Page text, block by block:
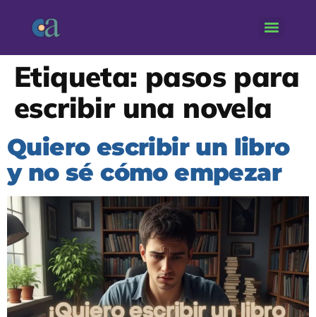
Etiqueta: pasos para
escribir una novela
Quiero escribir un libro
y no sé cómo empezar